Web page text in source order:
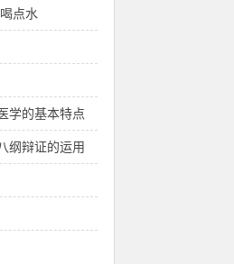
点水
学的基本特点
纲辩证的运用